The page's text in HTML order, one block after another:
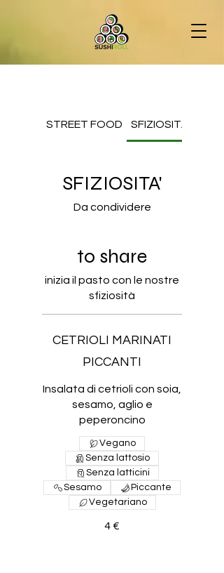
STREET FOOD SFIZIOSITA'
SFIZIOSITA'
Da condividere
to share
inizia il pasto con le nostre
sfiziosità
CETRIOLI MARINATI
PICCANTI
Insalata di cetrioli con soia,
sesamo, aglio e
peperoncino
4 €
Vegano
Senza lattosio
Senza latticini
Sesamo
Piccante
Vegetariano